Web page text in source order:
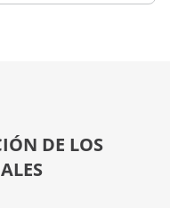
DE LOS